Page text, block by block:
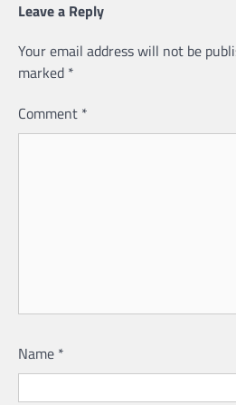
Leave a Reply
Your email address will not be
marked *
Comment *
Name *